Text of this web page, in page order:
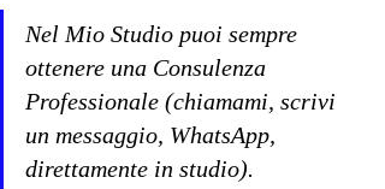
Nel Mio Studio puoi sempre
ottenere una Consulenza
Professionale (chiamami, scrivi
un messaggio, WhatsApp,
direttamente in studio).